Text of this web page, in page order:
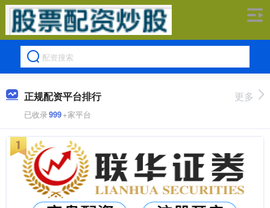
正规配资平台排行
已收录999+家平台
更多